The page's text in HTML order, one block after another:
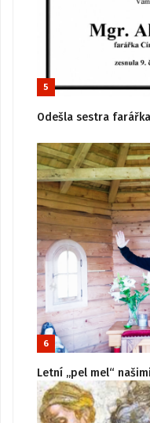
5
Odešla sestra
6
Letní „pel mel“